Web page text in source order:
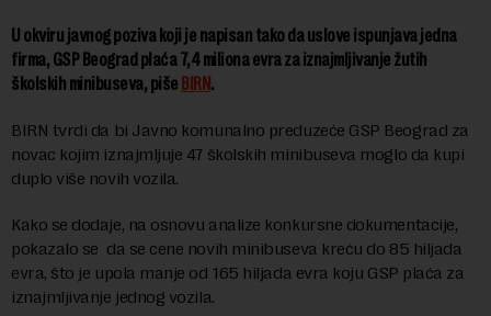
U okviru javnog poziva koji je napisan tako da uslove ispunjava jedna
firma, GSP Beograd plaća 7,4 miliona evra za iznajmljivanje žutih
školskih minibuseva, piše BIRN.
BIRN tvrdi da bi Javno komunalno preduzeće GSP Beograd za
novac kojim iznajmljuje 47 školskih minibuseva moglo da kupi
duplo više novih vozila.
Kako se dodaje, na osnovu analize konkursne dokumentacije,
pokazalo se da se cene novih minibuseva kreću do 85 hiljada
evra, što je upola manje od 165 hiljada evra koju GSP plaća za
iznajmljivanje jednog vozila.